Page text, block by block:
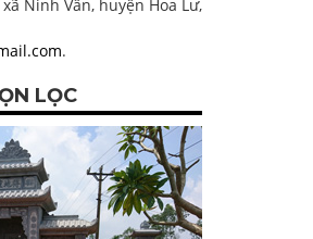
Ninh Vân, huyện Hoa Lư,
.
LỌC